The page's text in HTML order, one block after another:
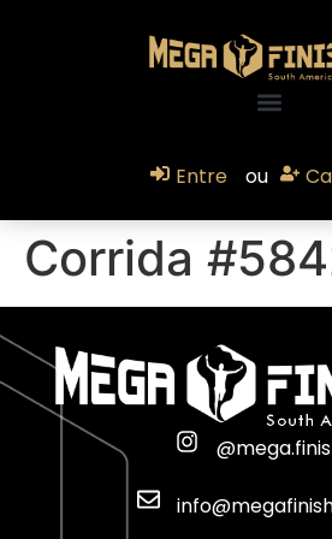
Entre ou
Corrida